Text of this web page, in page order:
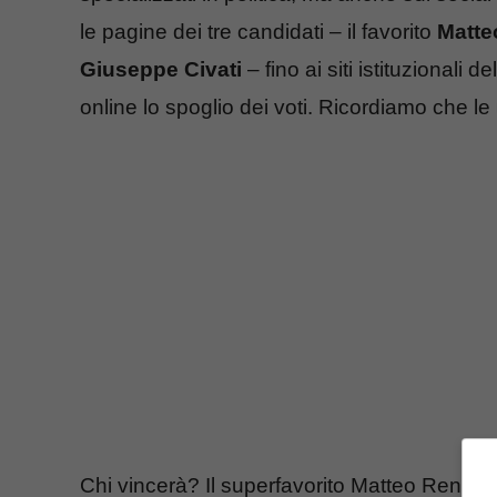
le pagine dei tre candidati – il favorito
Giuseppe Civati – fino ai siti istituzionali
online lo spoglio dei voti. Ricordiamo che
Chi vincerà? Il superfavorito Matteo Renzi